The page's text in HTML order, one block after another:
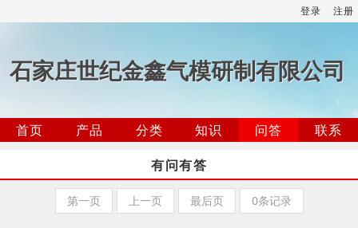
登录 注册
石家庄世纪金鑫气模研制有限公司
首页 产品 分类 知识 问答
联系
有问有答
第一页 上一页 最后页 0条记录